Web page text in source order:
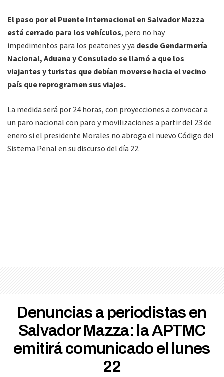
El paso por el Puente Internacional en Salvador Mazza
está cerrado para los vehículos, pero no hay
impedimentos para los peatones y ya desde Gendarmería
Nacional, Aduana y Consulado se llamó a que los
viajantes y turistas que debían moverse hacia el vecino
país que reprogramen sus viajes.
La medida será por 24 horas, con proyecciones a convocar a
un paro nacional con paro y movilizaciones a partir del 23 de
enero si el presidente Morales no abroga el nuevo Código del
Sistema Penal en su discurso del día 22.
Denuncias a periodistas en
Salvador Mazza: la APTMC
emitirá comunicado el lunes
22